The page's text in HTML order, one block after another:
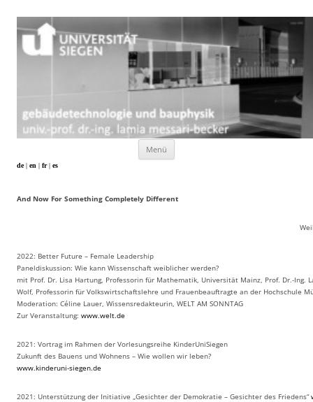
Inhalt
springen
gebäudetechnologie und bauphysik
univ.-prof. dr.-ing. lamia messari-becker | department
architektur | universität siegen
Menü
de| en | fr| es
And Now For Something Completely Different
2022: Better Future – Female Leadership
Paneldiskussion: Wie kann Wissenschaft weiblicher werden?
mit Prof. Dr. Lisa Hartung, Professorin für Mathematik, Universität Mainz, Prof. Dr.-Ing.
Wolf, Professorin für Volkswirtschaftslehre und Frauenbeauftragte an der Hochschule
Moderation: Céline Lauer, Wissensredakteurin, WELT AM SONNTAG
Zur Veranstaltung: www.welt.de
2021: Vortrag im Rahmen der Vorlesungsreihe KinderUniSiegen
Zukunft des Bauens und Wohnens – Wie wollen wir leben?
www.kinderuni-siegen.de
2021: Unterstützung der Initiative „Gesichter der Demokratie – Gesichter des Friedens“